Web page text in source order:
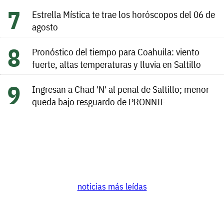
Estrella Mística te trae los horóscopos del 06 de
agosto
Pronóstico del tiempo para Coahuila: viento
fuerte, altas temperaturas y lluvia en Saltillo
Ingresan a Chad 'N' al penal de Saltillo; menor
queda bajo resguardo de PRONNIF
noticias más leídas